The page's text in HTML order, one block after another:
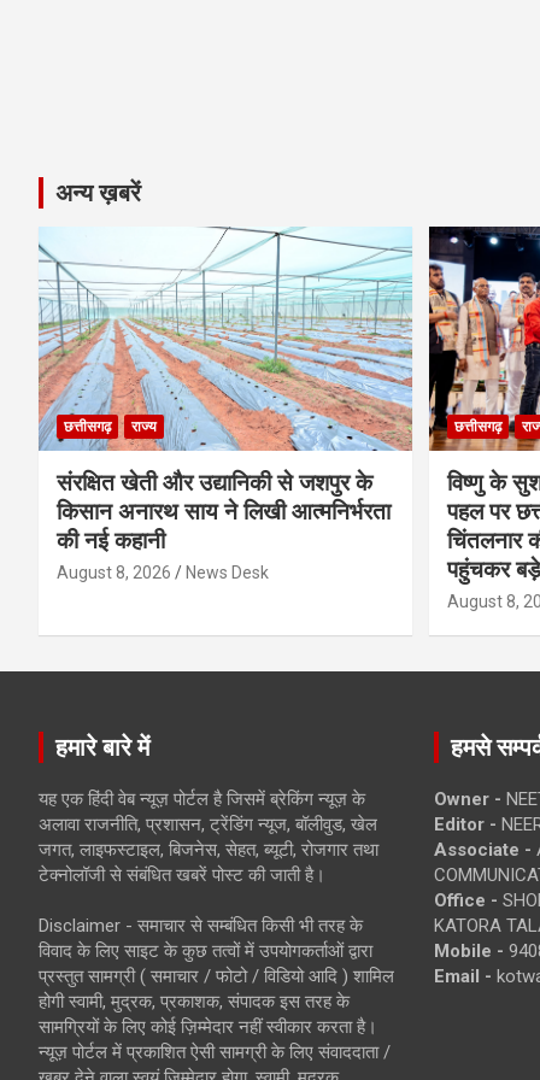
अन्य ख़बरें
छत्तीसगढ़ राज्य
संरक्षित खेती और उद्यानिकी से जशपुर के
किसान अनारथ साय ने लिखी आत्मनिर्भरता
की नई कहानी
August 8, 2026 News Desk
छत्तीसगढ़
विष्णु के
पहल पर
चिंतलनार
पहुंचकर बड़े
August 8,
हमारे बारे में
यह एक हिंदी वेब न्यूज़ पोर्टल है जिसमें ब्रेकिंग न्यूज़ के
अलावा राजनीति, प्रशासन, ट्रेंडिंग न्यूज, बॉलीवुड, खेल
जगत, लाइफस्टाइल, बिजनेस, सेहत, ब्यूटी, रोजगार तथा
टेक्नोलॉजी से संबंधित खबरें पोस्ट की जाती है।
Disclaimer - समाचार से सम्बंधित किसी भी तरह के
विवाद के लिए साइट के कुछ तत्वों में उपयोगकर्ताओं द्वारा
प्रस्तुत सामग्री ( समाचार / फोटो / विडियो आदि ) शामिल
होगी स्वामी, मुद्रक, प्रकाशक, संपादक इस तरह के
सामग्रियों के लिए कोई ज़िम्मेदार नहीं स्वीकार करता है।
न्यूज़ पोर्टल में प्रकाशित ऐसी सामग्री के लिए संवाददाता /
हमसे
Owner -
Editor -
Associate -
Office -
KATORA
Mobile -
Email -